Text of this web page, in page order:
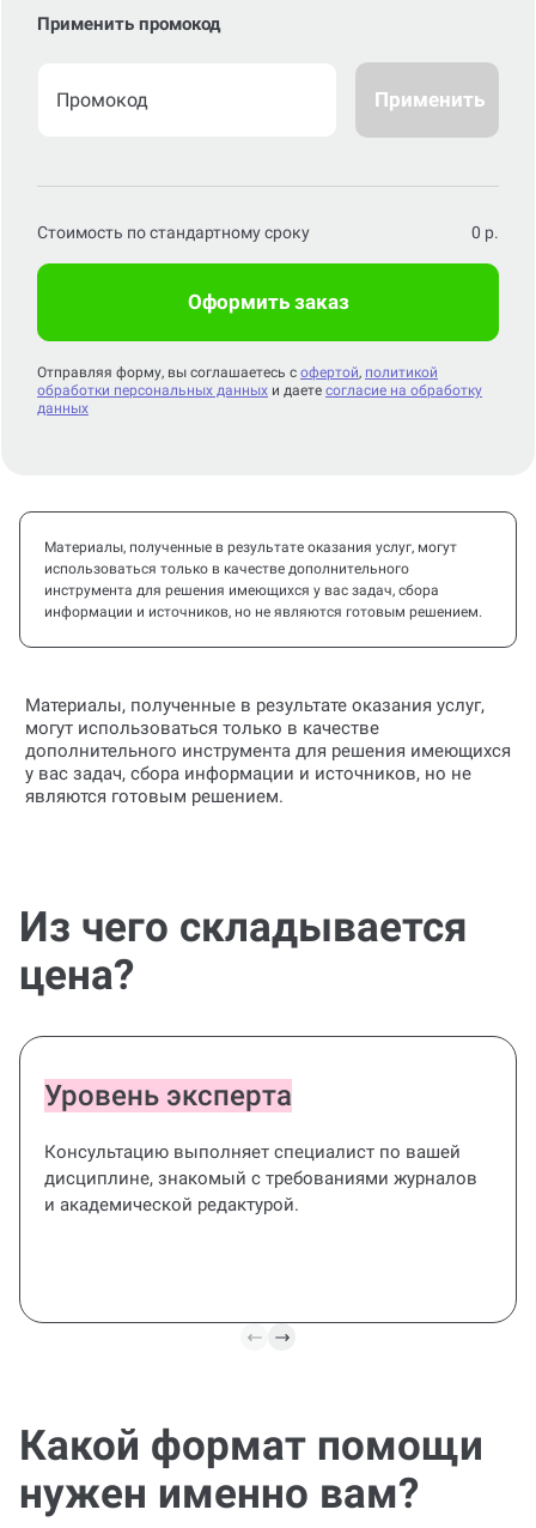
Применить промокод
Применить
Стоимость по стандартному сроку 0 р.
Оформить заказ
Отправляя форму, вы соглашаетесь с офертой, политикой
обработки персональных данных и даете согласие на обработку
данных
Материалы, полученные в результате оказания услуг, могут
использоваться только в качестве дополнительного
инструмента для решения имеющихся у вас задач, сбора
информации и источников, но не являются готовым решением.
Материалы, полученные в результате оказания услуг,
могут использоваться только в качестве
дополнительного инструмента для решения имеющихся
у вас задач, сбора информации и источников, но не
являются готовым решением.
Из чего складывается
цена?
Уровень эксперта
Консультацию выполняет специалист по вашей
дисциплине, знакомый с требованиями журналов
и академической редактурой.
Какой формат помощи
нужен именно вам?
структуру под требования
журнала, оформляем
ссылки. Готовим
финальную версию к
Есть